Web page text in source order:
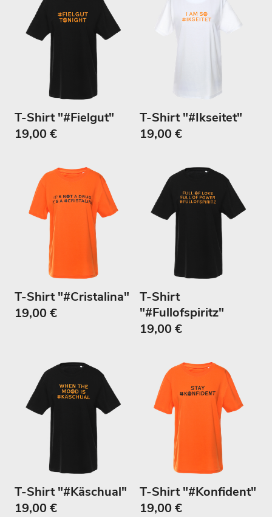
n
g
T-Shirt "#Fielgut"
19,00 €
T-Shirt "#Ikseitet"
19,00 €
T-Shirt "#Cristalina"
19,00 €
T-Shirt
"#Fullofspiritz"
19,00 €
T-Shirt "#Käschual"
19,00 €
T-Shirt "#Konfident"
19,00 €